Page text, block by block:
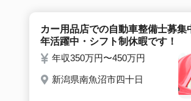
カー用品店での自動車整備士募集
年活躍中・シフト制休暇です！
年収350万円〜450万円
新潟県南魚沼市四十日